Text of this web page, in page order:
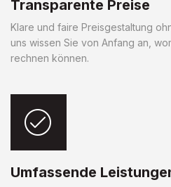
Transparente Preise
Klare und faire Preisgestaltung
uns wissen Sie von Anfang an,
rechnen können.
Umfassende